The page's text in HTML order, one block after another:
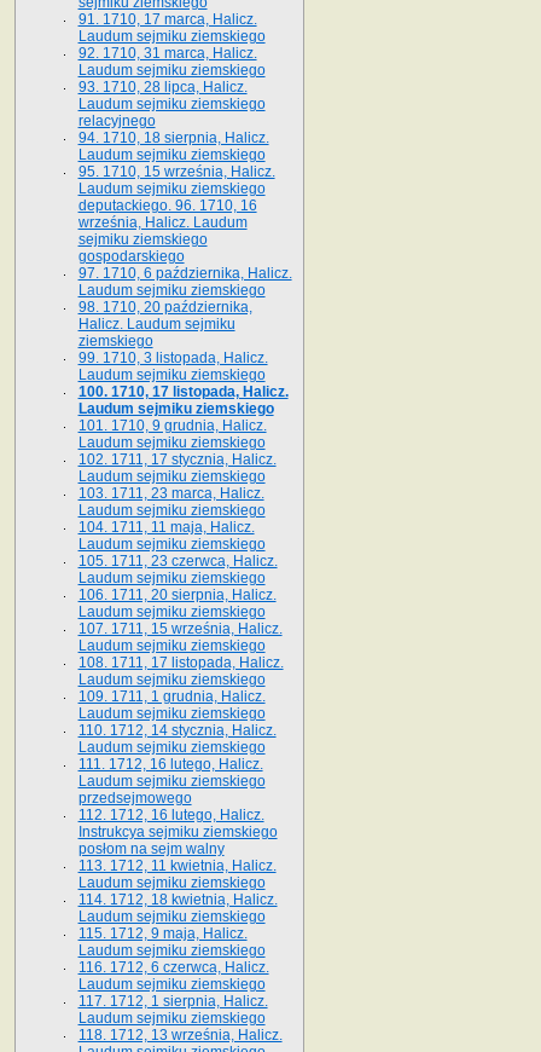
91. 1710, 17 marca, Halicz.
Laudum sejmiku ziemskiego
92. 1710, 31 marca, Halicz.
Laudum sejmiku ziemskiego
93. 1710, 28 lipca, Halicz.
Laudum sejmiku ziemskiego
relacyjnego
94. 1710, 18 sierpnia, Halicz.
Laudum sejmiku ziemskiego
95. 1710, 15 września, Halicz.
Laudum sejmiku ziemskiego
deputackiego. 96. 1710, 16
września, Halicz. Laudum
sejmiku ziemskiego
gospodarskiego
97. 1710, 6 października, Halicz.
Laudum sejmiku ziemskiego
98. 1710, 20 października,
Halicz. Laudum sejmiku
ziemskiego
99. 1710, 3 listopada, Halicz.
Laudum sejmiku ziemskiego
100. 1710, 17 listopada, Halicz.
Laudum sejmiku ziemskiego
101. 1710, 9 grudnia, Halicz.
Laudum sejmiku ziemskiego
102. 1711, 17 stycznia, Halicz.
Laudum sejmiku ziemskiego
103. 1711, 23 marca, Halicz.
Laudum sejmiku ziemskiego
104. 1711, 11 maja, Halicz.
Laudum sejmiku ziemskiego
105. 1711, 23 czerwca, Halicz.
Laudum sejmiku ziemskiego
106. 1711, 20 sierpnia, Halicz.
Laudum sejmiku ziemskiego
107. 1711, 15 września, Halicz.
Laudum sejmiku ziemskiego
108. 1711, 17 listopada, Halicz.
Laudum sejmiku ziemskiego
109. 1711, 1 grudnia, Halicz.
Laudum sejmiku ziemskiego
110. 1712, 14 stycznia, Halicz.
Laudum sejmiku ziemskiego
111. 1712, 16 lutego, Halicz.
Laudum sejmiku ziemskiego
przedsejmowego
112. 1712, 16 lutego, Halicz.
Instrukcya sejmiku ziemskiego
posłom na sejm walny
113. 1712, 11 kwietnia, Halicz.
Laudum sejmiku ziemskiego
114. 1712, 18 kwietnia, Halicz.
Laudum sejmiku ziemskiego
115. 1712, 9 maja, Halicz.
Laudum sejmiku ziemskiego
116. 1712, 6 czerwca, Halicz.
Laudum sejmiku ziemskiego
117. 1712, 1 sierpnia, Halicz.
Laudum sejmiku ziemskiego
118. 1712, 13 września, Halicz.